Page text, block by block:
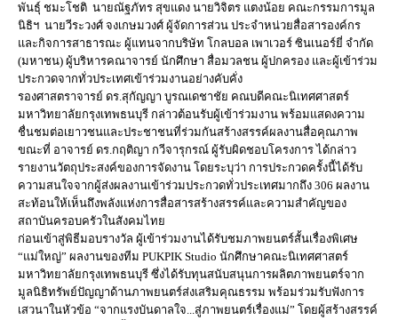
พันธุ์ ชมะโชติ นายณัฐภัทร สุขแดง นายวิจิตร แตงน้อย คณะกรรมการมูล
นิธิฯ นายวีระวงศ์ จงเกษมวงศ์ ผู้จัดการส่วน ประจำหน่วยสื่อสารองค์กร
และกิจการสาธารณะ ผู้แทนจากบริษัท โกลบอล เพาเวอร์ ซินเนอร์ยี่ จำกัด
(มหาชน) ผู้บริหารคณาจารย์ นักศึกษา สื่อมวลชน ผู้ปกครอง และผู้เข้าร่วม
ประกวดจากทั่วประเทศเข้าร่วมงานอย่างคับคั่ง
รองศาสตราจารย์ ดร.สุกัญญา บูรณเดชาชัย คณบดีคณะนิเทศศาสตร์
มหาวิทยาลัยกรุงเทพธนบุรี กล่าวต้อนรับผู้เข้าร่วมงาน พร้อมแสดงความ
ชื่นชมต่อเยาวชนและประชาชนที่ร่วมกันสร้างสรรค์ผลงานสื่อคุณภาพ
ขณะที่ อาจารย์ ดร.กฤติญา กวีจารุกรณ์ ผู้รับผิดชอบโครงการ ได้กล่าว
รายงานวัตถุประสงค์ของการจัดงาน โดยระบุว่า การประกวดครั้งนี้ได้รับ
ความสนใจจากผู้ส่งผลงานเข้าร่วมประกวดทั่วประเทศมากถึง 306 ผลงาน
สะท้อนให้เห็นถึงพลังแห่งการสื่อสารสร้างสรรค์และความสำคัญของ
สถาบันครอบครัวในสังคมไทย
ก่อนเข้าสู่พิธีมอบรางวัล ผู้เข้าร่วมงานได้รับชมภาพยนตร์สั้นเรื่องพิเศษ
“แม่ใหญ่” ผลงานของทีม PUKPIK Studio นักศึกษาคณะนิเทศศาสตร์
มหาวิทยาลัยกรุงเทพธนบุรี ซึ่งได้รับทุนสนับสนุนการผลิตภาพยนตร์จาก
มูลนิธิทรัพย์ปัญญาด้านภาพยนตร์ส่งเสริมคุณธรรม พร้อมร่วมรับฟังการ
เสวนาในหัวข้อ “จากแรงบันดาลใจ...สู่ภาพยนตร์เรื่องแม่” โดยผู้สร้างสรรค์